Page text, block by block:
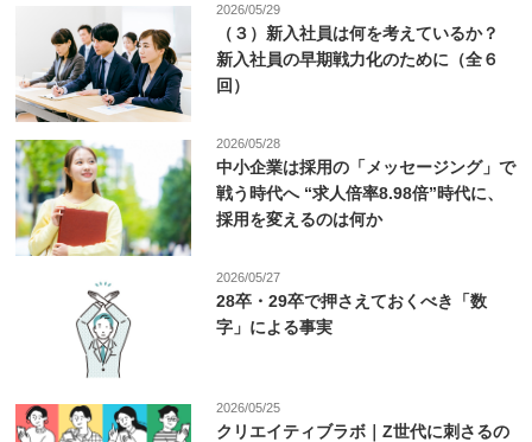
2026/05/29
（３）新入社員は何を考えているか？
新入社員の早期戦力化のために（全６
回）
2026/05/28
中小企業は採用の「メッセージング」で
戦う時代へ “求人倍率8.98倍”時代に、
採用を変えるのは何か
2026/05/27
28卒・29卒で押さえておくべき「数
字」による事実
2026/05/25
クリエイティブラボ｜Z世代に刺さるの